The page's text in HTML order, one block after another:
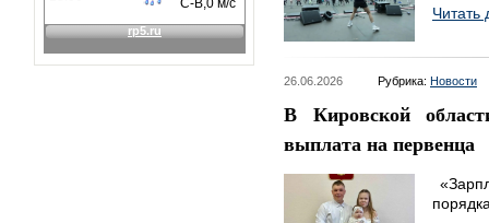
Читать
26.06.2026 Рубрика: Новости
В Кировской
выплата на первенца